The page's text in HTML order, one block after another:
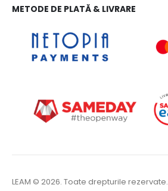
METODE DE PLATĂ & LIVRARE
LEAM © 2026. Toate drepturile rezervate.